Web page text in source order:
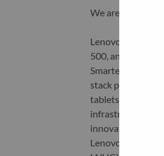
We are Lenovo.
Lenovo is a
500, and serving
Smarter
stack portfolio of
tablets),
infrastructure),
innovation is
Lenovo is listed